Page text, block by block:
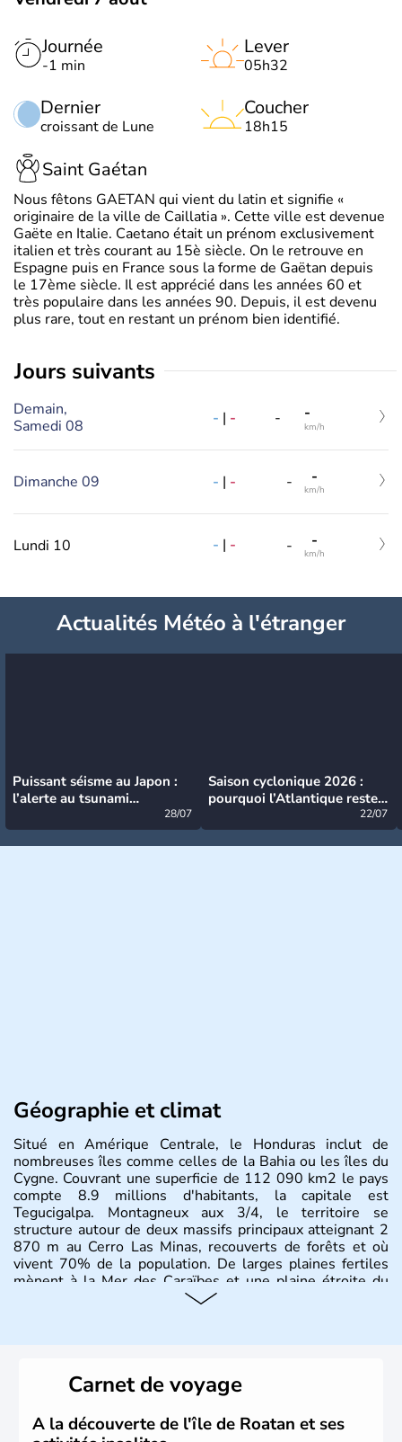
Journée
-1 min
Dernier
croissant de Lune
Lever
05h32
Coucher
18h15
Saint Gaétan
Nous fêtons GAETAN qui vient du latin et signifie «
originaire de la ville de Caillatia ». Cette ville est devenue
Gaëte en Italie. Caetano était un prénom exclusivement
italien et très courant au 15è siècle. On le retrouve en
Espagne puis en France sous la forme de Gaëtan depuis
le 17ème siècle. Il est apprécié dans les années 60 et
très populaire dans les années 90. Depuis, il est devenu
plus rare, tout en restant un prénom bien identifié.
jours suivants
Demain,
Samedi 08
- | - - -
km/h
Dimanche 09 - | - - -
km/h
Lundi 10 - | - - -
km/h
Actualités Météo à l'étranger
Puissant séisme au Japon :
l’alerte au tsunami
28/07
Saison cyclonique 2026 :
pourquoi l’Atlantique reste
22/07
Géographie et climat
Situé en Amérique Centrale, le Honduras inclut de
nombreuses îles comme celles de la Bahia ou les îles du
Cygne. Couvrant une superficie de 112 090 km2 le pays
compte 8.9 millions d'habitants, la capitale est
Tegucigalpa. Montagneux aux 3/4, le territoire se
structure autour de deux massifs principaux atteignant 2
870 m au Cerro Las Minas, recouverts de forêts et où
vivent 70% de la population. De larges plaines fertiles
mènent à la Mer des Caraïbes et une plaine étroite du
Carnet de voyage
A la découverte de l'île de Roatan et ses